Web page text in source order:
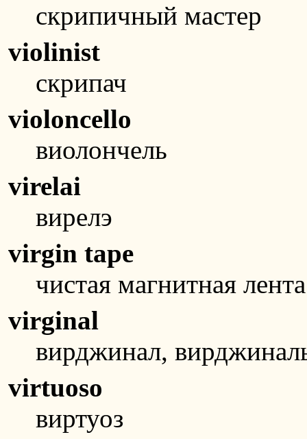
скрипичный мастер
violinist
скрипач
violoncello
виолончель
virelai
вирелэ
virgin tape
чистая магнитная лента
virginal
вирджинал,
virtuoso
виртуоз